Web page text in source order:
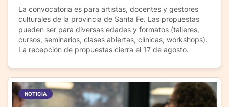
La convocatoria es para artistas, docentes y gestores
culturales de la provincia de Santa Fe. Las propuestas
pueden ser para diversas edades y formatos (talleres,
cursos, seminarios, clases abiertas, clínicas, workshops).
La recepción de propuestas cierra el 17 de agosto.
NOTICIA